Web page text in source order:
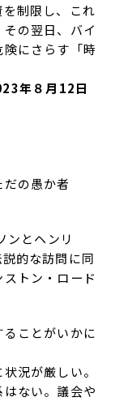
制限し、これ
の翌日、バイ
にさらす「時
年８月12日
だの愚か者
ンとヘンリ
的な訪問に同
トン・ロード
ことがいかに
況が厳しい。
ない。議会や